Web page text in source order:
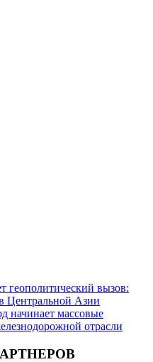
геополитический вызов:
Центральной Азии
начинает массовые
отрасли